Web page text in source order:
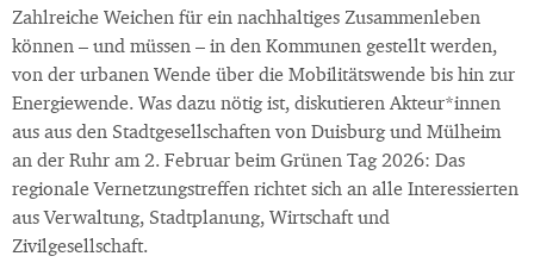
Zahlreiche Weichen für ein nachhaltiges Zusammenleben
können – und müssen – in den Kommunen gestellt werden,
von der urbanen Wende über die Mobilitätswende bis hin zur
Energiewende. Was dazu nötig ist, diskutieren Akteur*innen
aus aus den Stadtgesellschaften von Duisburg und Mülheim
an der Ruhr am 2. Februar beim Grünen Tag 2026: Das
regionale Vernetzungstreffen richtet sich an alle Interessierten
aus Verwaltung, Stadtplanung, Wirtschaft und
Zivilgesellschaft.